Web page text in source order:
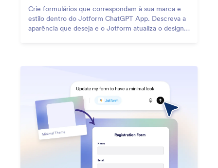
Crie formulários que correspondam à sua marca e
estilo dentro do Jotform ChatGPT App. Descreva a
aparência que deseja e o Jotform atualiza o design